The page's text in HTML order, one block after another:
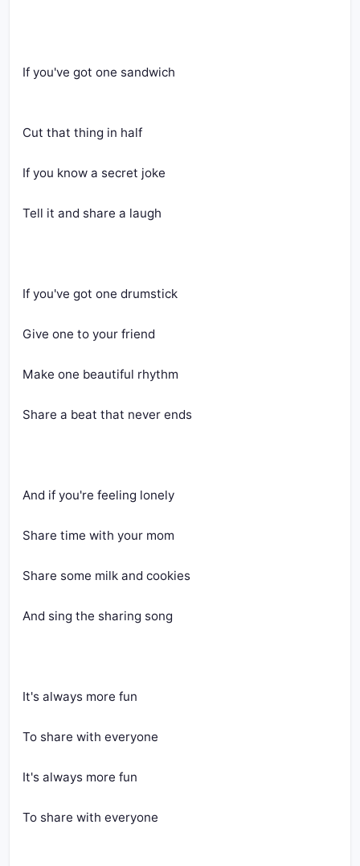
If you've got one sandwich
Cut that thing in half
If you know a secret joke
Tell it and share a laugh
If you've got one drumstick
Give one to your friend
Make one beautiful rhythm
Share a beat that never ends
And if you're feeling lonely
Share time with your mom
Share some milk and cookies
And sing the sharing song
It's always more fun
To share with everyone
It's always more fun
To share with everyone